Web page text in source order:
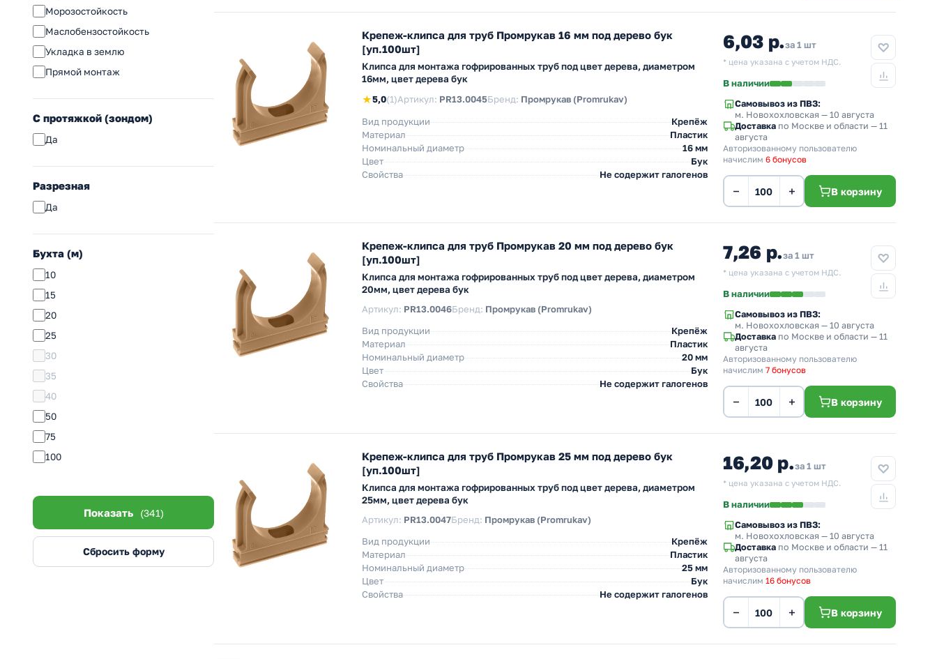
Морозостойкость
Маслобензостойкость
Укладка в землю
Прямой монтаж
С протяжкой (зондом)
Да
Разрезная
Да
Бухта (м)
10
15
20
25
30
35
40
50
75
100
Показать (341)
Сбросить форму
Крепеж-клипса для труб Промрукав 16 мм под дерево бук
[уп.100шт]
Клипса для монтажа гофрированных труб под цвет дерева, диаметром
16мм, цвет дерева бук
★5,0(1)Артикул: PR13.0045Бренд: Промрукав (Promrukav)
Вид продукции
Крепёж
Материал
Пластик
Номинальный диаметр
16 мм
Цвет
Бук
Свойства
Не содержит галогенов
6,03 р.за 1 шт
* цена указана с учетом НДС.
В наличии
Самовывоз из ПВЗ:
м. Новохохловская — 10 августа
Доставка по Москве и области — 11
августа
Авторизованному пользователю
начислим 6 бонусов
− + В корзину
Крепеж-клипса для труб Промрукав 20 мм под дерево бук
[уп.100шт]
Клипса для монтажа гофрированных труб под цвет дерева, диаметром
20мм, цвет дерева бук
Артикул: PR13.0046Бренд: Промрукав (Promrukav)
Вид продукции
Крепёж
Материал
Пластик
Номинальный диаметр
20 мм
Цвет
Бук
Свойства
Не содержит галогенов
7,26 р.за 1 шт
* цена указана с учетом НДС.
В наличии
Самовывоз из ПВЗ:
м. Новохохловская — 10 августа
Доставка по Москве и области — 11
августа
Авторизованному пользователю
начислим 7 бонусов
− + В корзину
Крепеж-клипса для труб Промрукав 25 мм под дерево бук
[уп.100шт]
Клипса для монтажа гофрированных труб под цвет дерева, диаметром
25мм, цвет дерева бук
Артикул: PR13.0047Бренд: Промрукав (Promrukav)
Вид продукции
Крепёж
Материал
Пластик
Номинальный диаметр
25 мм
Цвет
Бук
Свойства
Не содержит галогенов
16,20 р.за 1 шт
* цена указана с учетом НДС.
В наличии
Самовывоз из ПВЗ:
м. Новохохловская — 10 августа
Доставка по Москве и области — 11
августа
Авторизованному пользователю
начислим 16 бонусов
− + В корзину